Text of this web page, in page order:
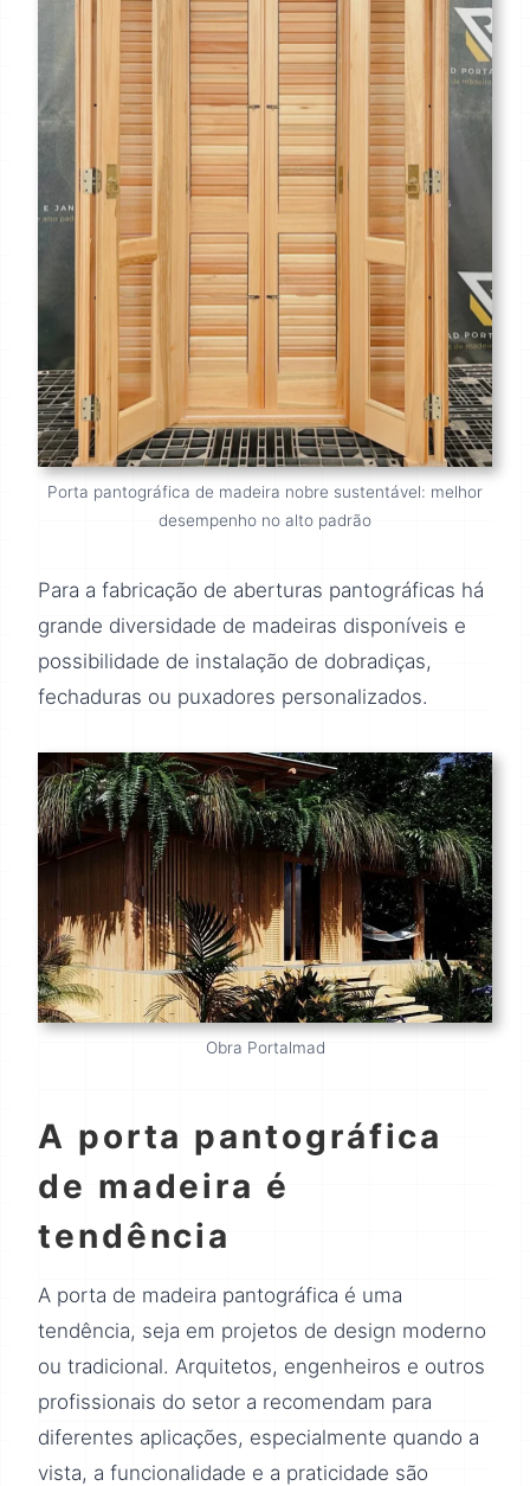
Porta pantográfica de madeira nobre sustentável: melhor
desempenho no alto padrão
Para a fabricação de aberturas pantográficas há
grande diversidade de madeiras disponíveis e
possibilidade de instalação de dobradiças,
fechaduras ou puxadores personalizados.
Obra Portalmad
A porta pantográfica
de madeira é
tendência
A porta de madeira pantográfica é uma
tendência, seja em projetos de design moderno
ou tradicional. Arquitetos, engenheiros e outros
profissionais do setor a recomendam para
diferentes aplicações, especialmente quando a
vista, a funcionalidade e a praticidade são